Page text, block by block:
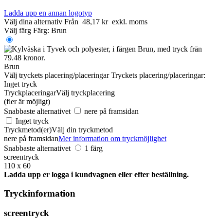
Ladda upp en annan logotyp
Välj dina alternativ Från 48,17 kr exkl. moms
Välj färg Färg: Brun
Brun
Välj tryckets placering/placeringar Tryckets placering/placeringar:
Inget tryck
TryckplaceringarVälj tryckplacering
(fler är möjligt)
Snabbaste alternativet
nere på framsidan
Inget tryck
Tryckmetod(er)Välj din tryckmetod
nere på framsidanMer information om tryckmöjlighet
Snabbaste alternativet
1 färg
screentryck
110 x 60
Ladda upp er logga i kundvagnen eller efter beställning.
Tryckinformation
screentryck